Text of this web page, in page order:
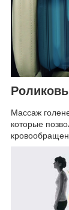
Массаж
которые